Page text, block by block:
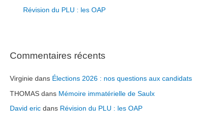
Révision du PLU : les OAP
Commentaires récents
Virginie dans Élections 2026 : nos questions aux candidats
THOMAS dans Mémoire immatérielle de Saulx
David eric dans Révision du PLU : les OAP